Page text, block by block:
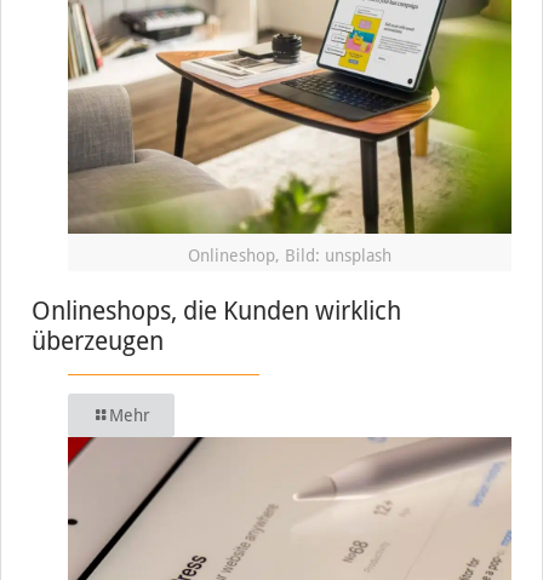
Onlineshop, Bild: unsplash
Onlineshops, die Kunden wirklich
überzeugen
Mehr